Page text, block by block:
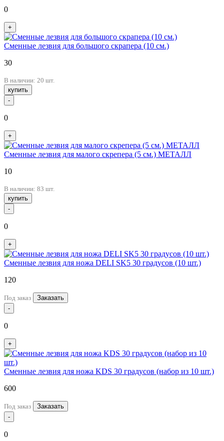
0
+
Сменные лезвия для большого скрапера (10 см.)
30
В наличии: 20 шт.
купить
-
0
+
Сменные лезвия для малого скрепера (5 см.) МЕТАЛЛ
10
В наличии: 83 шт.
купить
-
0
+
Сменные лезвия для ножа DELI SK5 30 градусов (10 шт.)
120
Под заказ
Заказать
-
0
+
Сменные лезвия для ножа KDS 30 градусов (набор из 10 шт.)
600
Под заказ
Заказать
-
0